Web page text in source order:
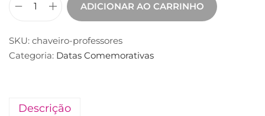
ADICIONAR AO CARRINHO
SKU: chaveiro-professores
Categoria: Datas Comemorativas
Descrição